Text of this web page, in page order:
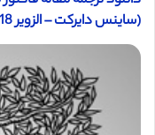
(ساینس دایرکت – الزویر 2018) (ترجمه ویژه – طلایی